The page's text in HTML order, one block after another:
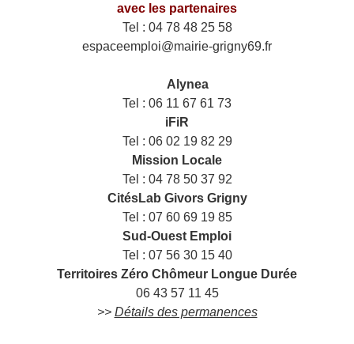
avec les partenaires
Tel : 04 78 48 25 58
espaceemploi@mairie-grigny69.fr
Alynea
Tel : 06 11 67 61 73
iFiR
Tel : 06 02 19 82 29
Mission Locale
Tel : 04 78 50 37 92
CitésLab Givors Grigny
Tel : 07 60 69 19 85
Sud-Ouest Emploi
Tel : 07 56 30 15 40
Territoires Zéro Chômeur Longue Durée
06 43 57 11 45
>> Détails des permanences